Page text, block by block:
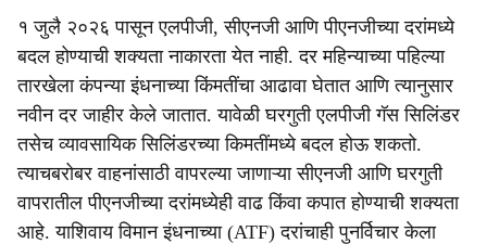
१ जुलै २०२६ पासून एलपीजी, सीएनजी आणि पीएनजीच्या दरांमध्ये
बदल होण्याची शक्यता नाकारता येत नाही. दर महिन्याच्या पहिल्या
तारखेला कंपन्या इंधनाच्या किंमतींचा आढावा घेतात आणि त्यानुसार
नवीन दर जाहीर केले जातात. यावेळी घरगुती एलपीजी गॅस सिलिंडर
तसेच व्यावसायिक सिलिंडरच्या किमतींमध्ये बदल होऊ शकतो.
त्याचबरोबर वाहनांसाठी वापरल्या जाणाऱ्या सीएनजी आणि घरगुती
वापरातील पीएनजीच्या दरांमध्येही वाढ किंवा कपात होण्याची शक्यता
आहे. याशिवाय विमान इंधनाच्या (ATF) दरांचाही पुनर्विचार केला